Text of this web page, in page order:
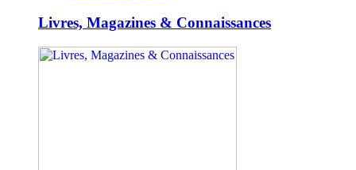
Livres, Magazines & Connaissances